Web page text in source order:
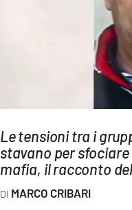
LAC ONAIR
LaC
Network
Le tensioni tra i
stavano per
mafia, il racconto
MARCO CRIBARI